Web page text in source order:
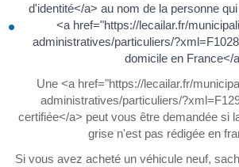
d'identité</a> au nom de la personne
<a href="https://lecailar.fr/
administratives/particuliers/
domicile en France</
Une <a href="https://lecailar.fr/
administratives/particuliers/
certifiée</a> peut vous être demandée si
grise n'est pas rédigée en
Si vous avez acheté un véhicule neuf,